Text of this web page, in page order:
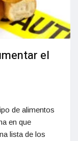
el
de alimentos
en que
lista de los